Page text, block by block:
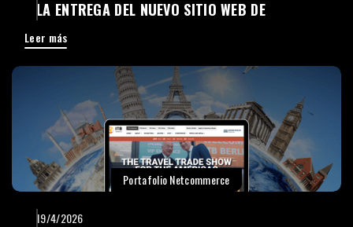
LA ENTREGA DEL NUEVO SITIO WEB DE
CERÁMICA SAN PEDRO
Leer más
Portafolio Netcommerce
19/4/2026